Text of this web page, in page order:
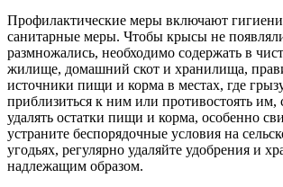
Профилактические меры включают
санитарные меры. Чтобы крысы не
размножались, необходимо содержать в
жилище, домашний скот и хранилища,
источники пищи и корма в местах, где
приблизиться к ним или противостоять им,
удалять остатки пищи и корма, особенно
устраните беспорядочные условия на
угодьях, регулярно удаляйте удобрения и
надлежащим образом.